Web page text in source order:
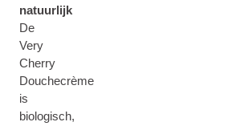
natuurlijk
De
Very
Cherry
Douchecrème
is
biologisch,